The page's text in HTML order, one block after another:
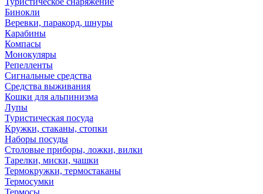
Бинокли
Веревки, паракорд, шнуры
Карабины
Компасы
Монокуляры
Репелленты
Сигнальные средства
Средства выживания
Кошки для альпинизма
Лупы
Туристическая посуда
Кружки, стаканы, стопки
Наборы посуды
Столовые приборы, ложки, вилки
Тарелки, миски, чашки
Термокружки, термостаканы
Термосумки
Термосы